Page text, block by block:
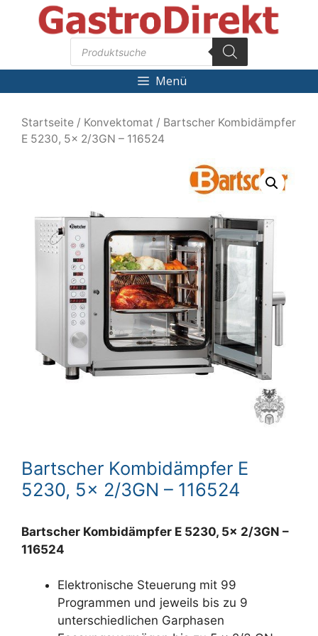
Products
search
Menü
Startseite / Konvektomat / Bartscher Kombidämpfer
E 5230, 5x 2/3GN – 116524
Bartscher Kombidämpfer E
5230, 5x 2/3GN – 116524
Bartscher Kombidämpfer E 5230, 5x 2/3GN –
116524
Elektronische Steuerung mit 99
Programmen und jeweils bis zu 9
unterschiedlichen Garphasen